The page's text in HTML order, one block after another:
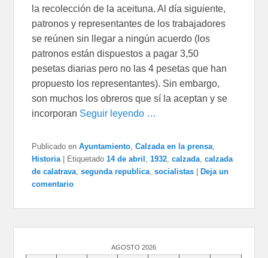
la recolección de la aceituna. Al día siguiente,
patronos y representantes de los trabajadores
se reúnen sin llegar a ningún acuerdo (los
patronos están dispuestos a pagar 3,50
pesetas diarias pero no las 4 pesetas que han
propuesto los representantes). Sin embargo,
son muchos los obreros que sí la aceptan y se
incorporan Seguir leyendo …
Publicado en Ayuntamiento,Calzada en la prensa,
Historia
Etiquetado 14 de abril ,1932,calzada,calzada
de calatrava,segunda republica,socialistas
Deja un
comentario
AGOSTO 2026